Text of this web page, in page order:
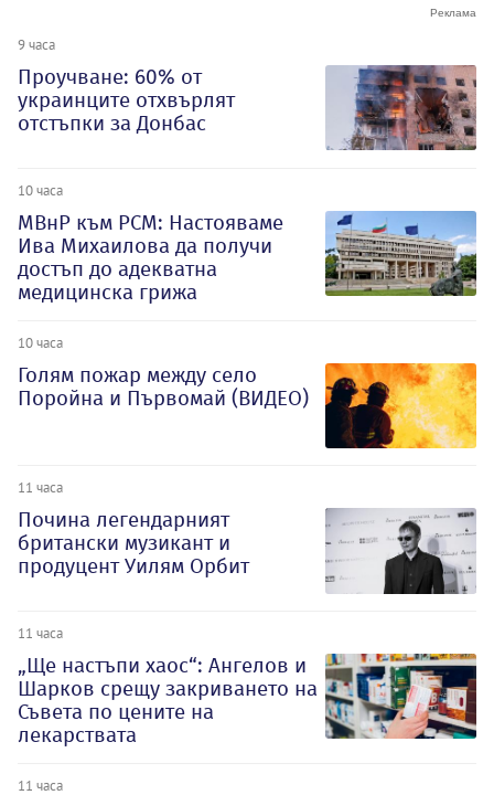
9 часа
Проучване: 60% от
украинците отхвърлят
отстъпки за Донбас
10 часа
МВнР към РСМ: Настояваме
Ива Михаилова да получи
достъп до адекватна
медицинска грижа
10 часа
Голям пожар между село
Поройна и Първомай (ВИДЕО)
11 часа
Почина легендарният
британски музикант и
продуцент Уилям Орбит
11 часа
„Ще настъпи хаос“: Ангелов и
Шарков срещу закриването на
Съвета по цените на
лекарствата
11 часа